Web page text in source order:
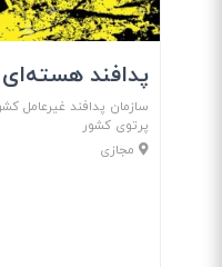
پدافند
سازمان پدافند غیرعامل
پرتوی کشور
مجازی